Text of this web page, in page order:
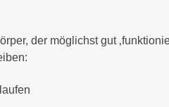
der möglichst gut